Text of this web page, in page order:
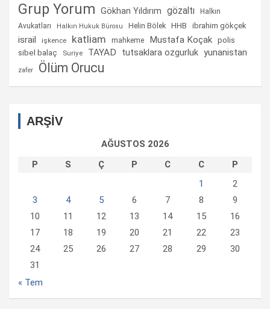
Grup Yorum Gökhan Yıldırım gözaltı
Halkın
Avukatları
Halkın Hukuk Bürosu Helin Bölek HHB ibrahim gökçek
israil işkence katliam mahkeme Mustafa Koçak polis
sibel balaç Suriye TAYAD tutsaklara ozgurluk yunanistan
zafer Ölüm Orucu
ARŞİV
AĞUSTOS 2026
P
S Ç P C C
P
1
2
3
4 5 6 7 8
9
10
11 12 13 14 15
16
17
18 19 20 21 22
23
24
25 26 27 28 29
30
31
« Tem